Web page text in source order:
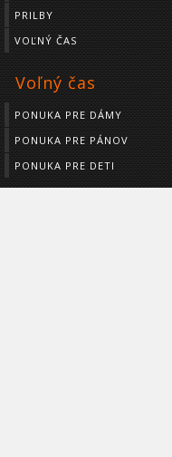
PRILBY
VOĽNÝ ČAS
Voľný čas
PONUKA PRE DÁMY
PONUKA PRE PÁNOV
PONUKA PRE DETI